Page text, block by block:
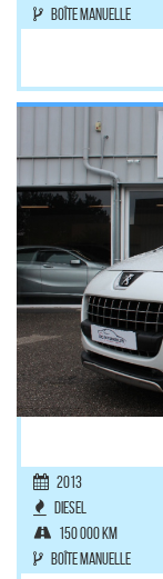
Boîte manuelle
2013
Diesel
150 000 km
Boîte manuelle